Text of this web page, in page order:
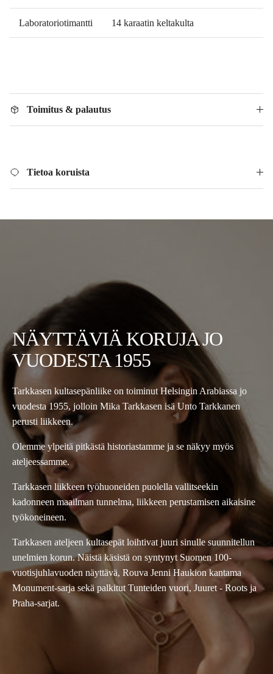
Laboratoriotimantti 14 karaatin keltakulta
Toimitus & palautus
Tietoa koruista
NÄYTTÄVIÄ KORUJA JO
VUODESTA 1955
Tarkkasen kultasepänliike on toiminut Helsingin Arabiassa jo
vuodesta 1955, jolloin Mika Tarkkasen isä Unto Tarkkanen
perusti liikkeen.
Olemme ylpeitä pitkästä historiastamme ja se näkyy myös
ateljeessamme.
Tarkkasen liikkeen työhuoneiden puolella vallitseekin
kadonneen maailman tunnelma, liikkeen perustamisen aikaisine
työkoneineen.
Tarkkasen ateljeen kultasepät loihtivat juuri sinulle suunnitellun
unelmien korun. Näistä käsistä on syntynyt Suomen 100-
vuotisjuhlavuoden näyttävä, Rouva Jenni Haukion kantama
Monument-sarja sekä palkitut Tunteiden vuori, Juuret - Roots ja
Praha-sarjat.